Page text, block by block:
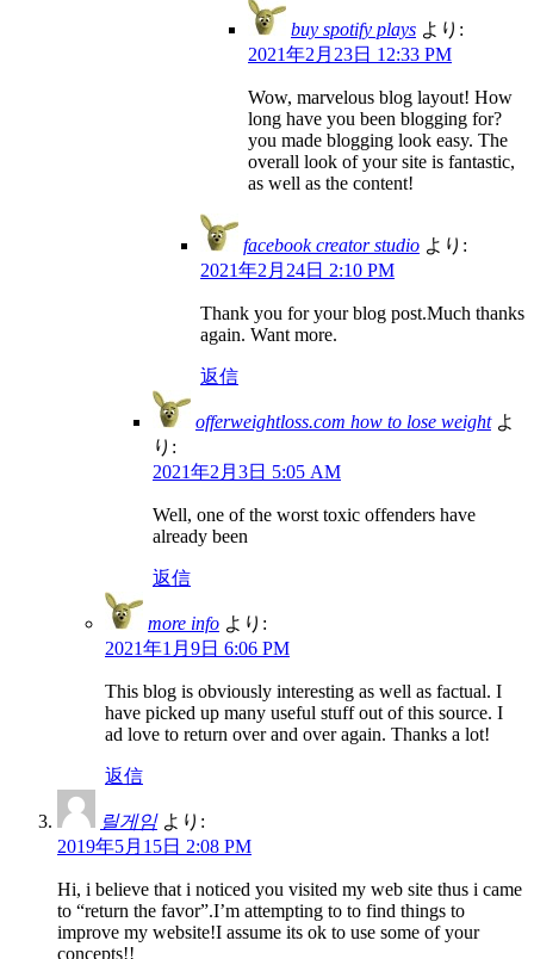
buy spotify plays より:
2021年2月23日 12:33 PM
Wow, marvelous blog layout! How
long have you been blogging for?
you made blogging look easy. The
overall look of your site is fantastic,
as well as the content!
facebook creator studio より:
2021年2月24日 2:10 PM
Thank you for your blog post.Much thanks
again. Want more.
返信
offerweightloss.com how to lose weight よ
り:
2021年2月3日 5:05 AM
Well, one of the worst toxic offenders have
already been
返信
more info より:
2021年1月9日 6:06 PM
This blog is obviously interesting as well as factual. I
have picked up many useful stuff out of this source. I
ad love to return over and over again. Thanks a lot!
返信
릴게임 より:
2019年5月15日 2:08 PM
Hi, i believe that i noticed you visited my web site thus i came
to “return the favor”.I’m attempting to to find things to
improve my website!I assume its ok to use some of your
concepts!!